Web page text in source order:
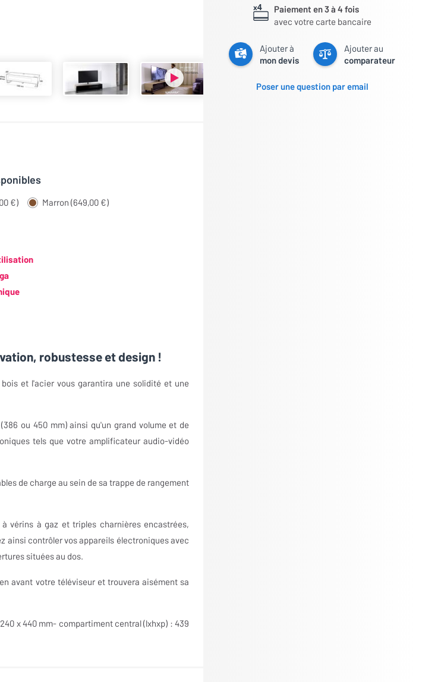
Paiement en 3 à 4 fois
avec votre carte bancaire
Ajouter à
mon devis
Ajouter au
comparateur
Poser une question par email
€) Marron (649,00 €)
robustesse et design !
et l'acier vous garantira une solidité et une
ou 450 mm) ainsi qu'un grand volume et de
tels que votre amplificateur audio-vidéo
de charge au sein de sa trappe de rangement
vérins à gaz et triples charnières encastrées,
ainsi contrôler vos appareils électroniques avec
situées au dos.
avant votre téléviseur et trouvera aisément sa
x 440 mm- compartiment central (lxhxp) : 439